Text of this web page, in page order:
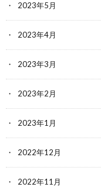
2023年5月
2023年4月
2023年3月
2023年2月
2023年1月
2022年12月
2022年11月